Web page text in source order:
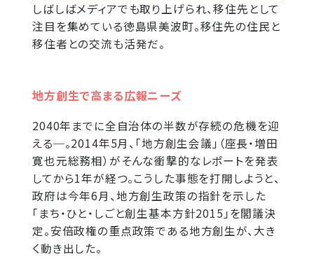
しばしばメディアでも取り上げられ、移住先として
注目を集めている徳島県美波町。移住先の住民と
移住者との交流も活発だ。
地方創生で高まる広報ニーズ
2040年までに全自治体の半数が存続の危機を迎
える─。2014年5月、「地方創生会議」（座長・増田
寛也元総務相）がそんな衝撃的なレポートを発表
してから1年が経つ。こうした事態を打開しようと、
政府は今年6月、地方創生政策の指針を示した
「まち・ひと・しごと創生基本方針2015」を閣議決
定。安倍政権の重点政策である地方創生が、大き
く動き出した。